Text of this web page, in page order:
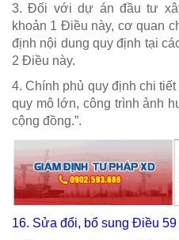
3. Đối với dự án đầu tư
khoản 1 Điều này, cơ quan
định nội dung quy định tại
2 Điều này.
4. Chính phủ quy định chi
quy mô lớn, công trình ảnh
cộng đồng.”.
16. Sửa đổi, bổ sung Điều 59